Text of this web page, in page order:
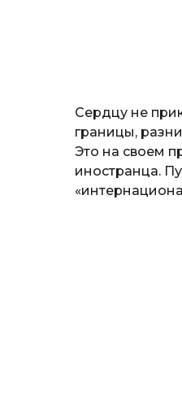
е
р
к
л
ю
Сердцу не
границы,
Это на своем
иностранца.